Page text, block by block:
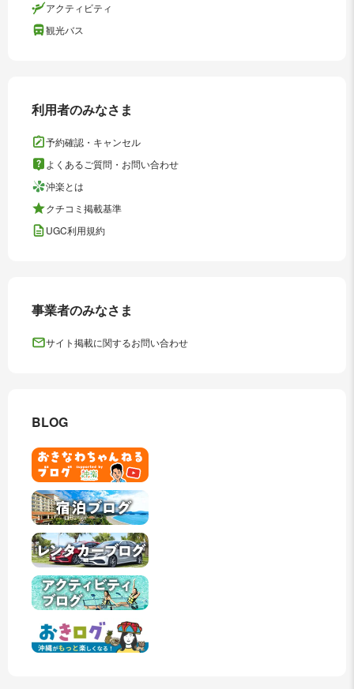
アクティビティ
観光バス
利用者のみなさま
予約確認・キャンセル
よくあるご質問・お問い合わせ
沖楽とは
クチコミ掲載基準
UGC利用規約
事業者のみなさま
サイト掲載に関するお問い合わせ
BLOG